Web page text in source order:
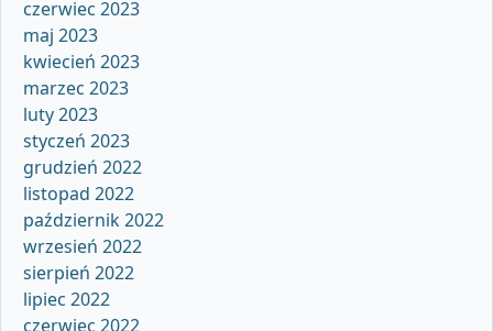
czerwiec 2023
maj 2023
kwiecień 2023
marzec 2023
luty 2023
styczeń 2023
grudzień 2022
listopad 2022
październik 2022
wrzesień 2022
sierpień 2022
lipiec 2022
czerwiec 2022